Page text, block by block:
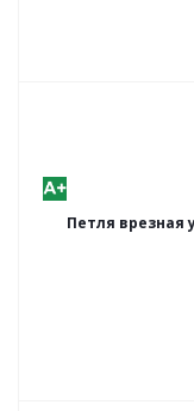
Петля врезная